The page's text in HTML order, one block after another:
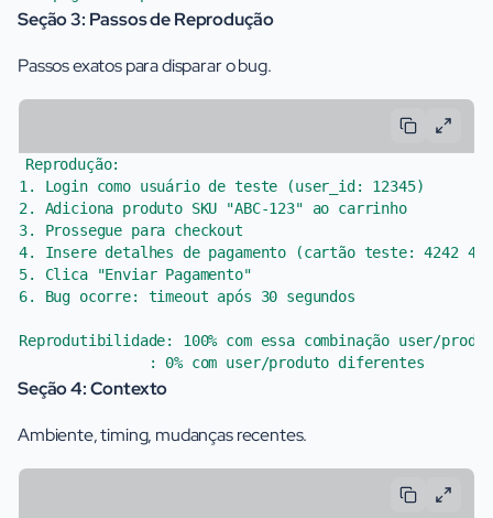
Seção 3: Passos de Reprodução
Passos exatos para disparar o bug.
Reprodução:
1. Login como usuário de teste (user_id: 12345)
2. Adiciona produto SKU "ABC-123" ao carrinho
3. Prossegue para checkout
4. Insere detalhes de pagamento (cartão teste: 4242
5. Clica "Enviar Pagamento"
6. Bug ocorre: timeout após 30 segundos
Reprodutibilidade: 100% com essa combinação user/
Seção 4: Contexto
Ambiente, timing, mudanças recentes.